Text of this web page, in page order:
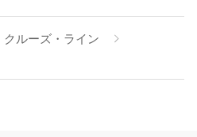
クルーズ・ライン